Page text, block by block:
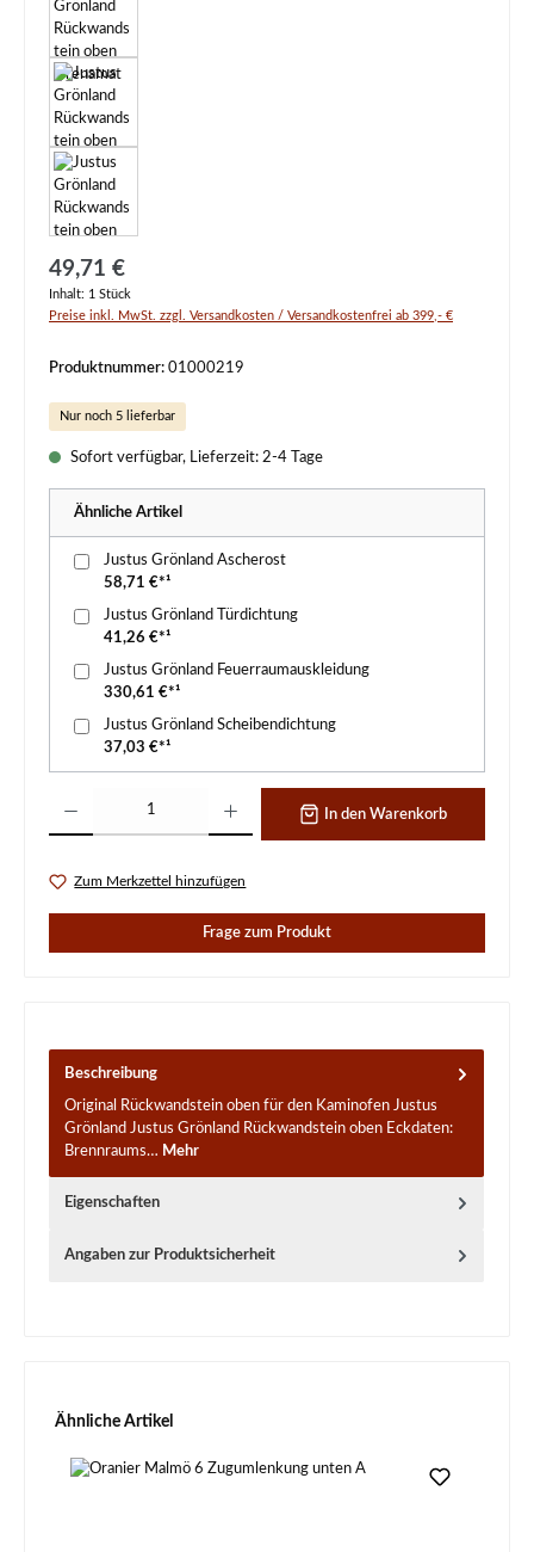
Regulärer Preis:
49,71 €
Inhalt: 1 Stück
Preise inkl. MwSt. zzgl. Versandkosten / Versandkostenfrei ab 399,- €
Produktnummer: 01000219
Nur noch 5 lieferbar
Sofort verfügbar, Lieferzeit: 2-4 Tage
Ähnliche Artikel
Justus Grönland Ascherost
58,71 €*¹
Justus Grönland Türdichtung
41,26 €*¹
Justus Grönland Feuerraumauskleidung
330,61 €*¹
Justus Grönland Scheibendichtung
37,03 €*¹
In den Warenkorb
Zum Merkzettel hinzufügen
Frage zum Produkt
Beschreibung
Original Rückwandstein oben für den Kaminofen Justus
Grönland Justus Grönland Rückwandstein oben Eckdaten:
Brennraums… Mehr
Eigenschaften
Angaben zur Produktsicherheit
Produktgalerie überspringen
Ähnliche Artikel